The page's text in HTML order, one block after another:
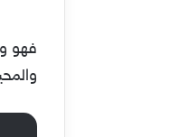
فهو